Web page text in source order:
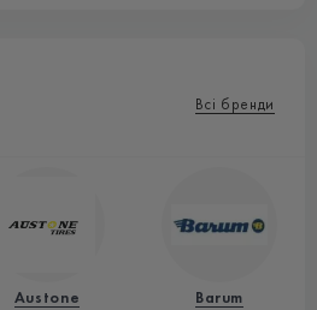
Всі бренди
Austone Barum